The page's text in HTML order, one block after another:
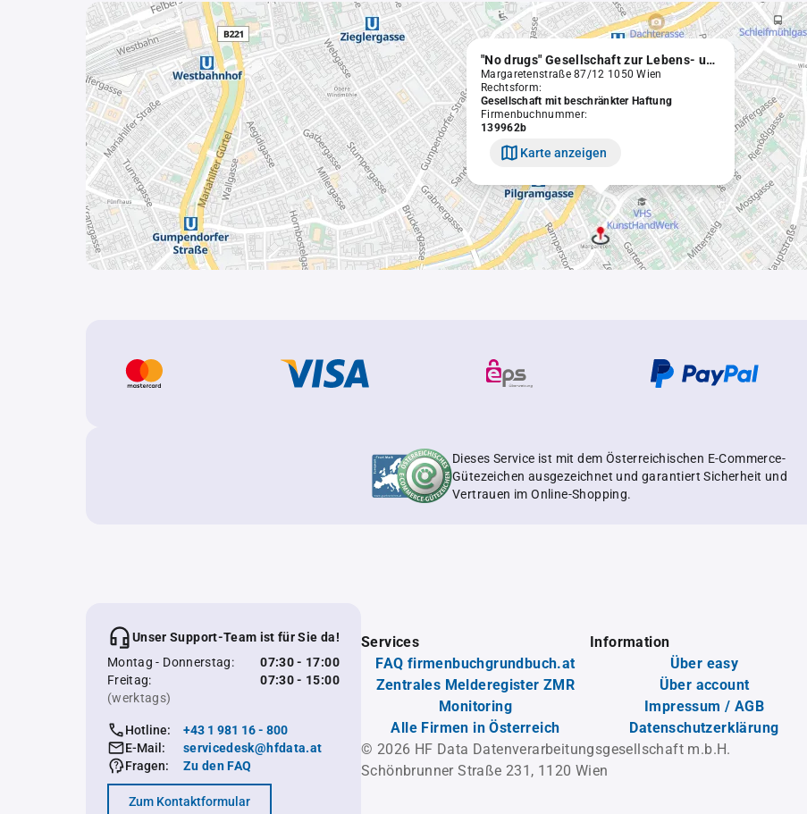
"No drugs" Gesellschaft zur Lebens- und Sozialberatung für Drogenkranke mbH. in Liquidation
Margaretenstraße 87/12 1050 Wien
Rechtsform:
Gesellschaft mit beschränkter Haftung
Firmenbuchnummer:
139962b
Karte anzeigen
Dieses Service ist mit dem Österreichischen E-Commerce-
Gütezeichen ausgezeichnet und garantiert Sicherheit und
Vertrauen im Online-Shopping.
Unser Support-Team ist für Sie da!
Montag - Donnerstag:
07:30 - 17:00
Freitag:
07:30 - 15:00
(werktags)
Hotline:
+43 1 981 16 - 800
E-Mail:
servicedesk@hfdata.at
Fragen:
Zu den FAQ
Zum Kontaktformular
Services
FAQ firmenbuchgrundbuch.at
Zentrales Melderegister ZMR
Monitoring
Alle Firmen in Österreich
Information
Über easy
Über account
Impressum / AGB
Datenschutzerklärung
© 2026 HF Data Datenverarbeitungsgesellschaft m.b.H.
Schönbrunner Straße 231, 1120 Wien